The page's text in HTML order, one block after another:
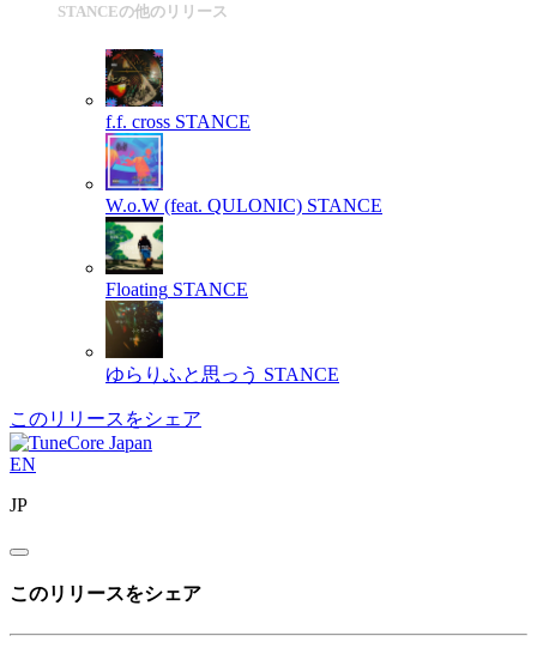
STANCEの他のリリース
f.f. cross STANCE
W.o.W (feat. QULONIC) STANCE
Floating STANCE
ゆらりふと思っう STANCE
このリリースをシェア
EN
JP
このリリースをシェア